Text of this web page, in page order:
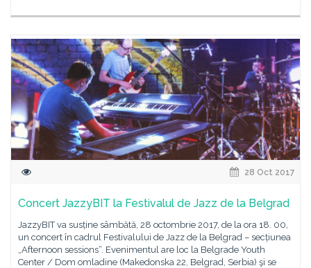
28 Oct 2017
Concert JazzyBIT la Festivalul de Jazz de la Belgrad
JazzyBIT va susține sâmbătă, 28 octombrie 2017, de la ora 18. 00,
un concert în cadrul Festivalului de Jazz de la Belgrad – secțiunea
„Afternoon sessions“. Evenimentul are loc la Belgrade Youth
Center / Dom omladine (Makedonska 22, Belgrad, Serbia) şi se